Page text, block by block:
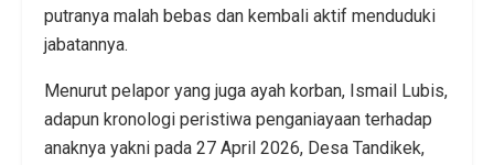
putranya malah bebas dan kembali aktif menduduki
jabatannya.
Menurut pelapor yang juga ayah korban, Ismail Lubis,
adapun kronologi peristiwa penganiayaan terhadap
anaknya yakni pada 27 April 2026, Desa Tandikek,